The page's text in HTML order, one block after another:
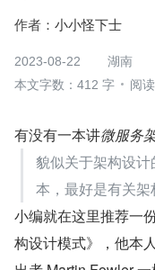
作者： 小小怪下士
2023-08-22
湖南
本文字数：412 字
阅
有没有一本讲微服务
貌似关于架构设
本，最好是有关
小编就在这里推荐一
构设计模式》，他本